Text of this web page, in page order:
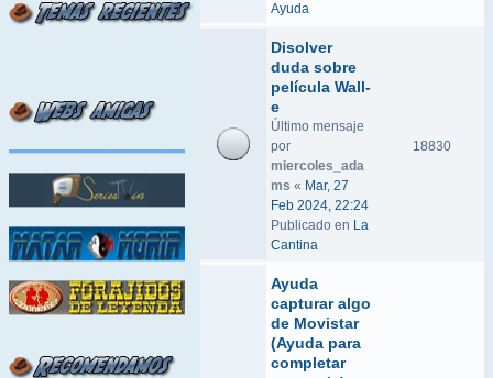
Ayuda
Disolver
duda sobre
película Wall-
e
Último mensaje
por
miercoles_ada
ms « Mar, 27
Feb 2024, 22:24
Publicado en La
Cantina
18830
Ayuda
capturar algo
de Movistar
(Ayuda para
completar